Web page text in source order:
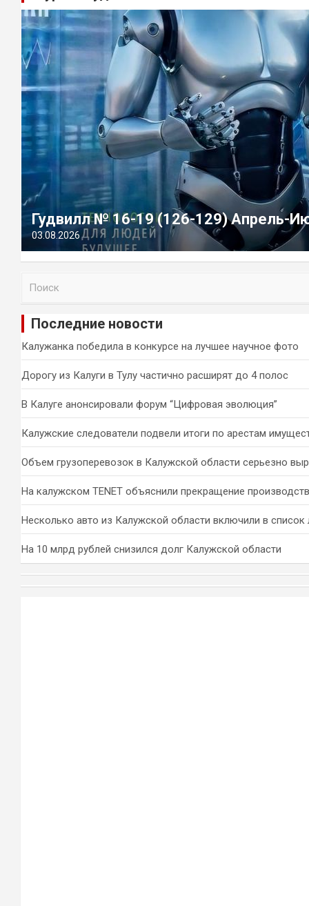
Гудвилл № 16-19 (126-129) Апрель-
03.08.2026
и
Последние новости
Калужанка победила в конкурсе на лучшее научное фото
Дорогу из Калуги в Тулу частично расширят до 4 полос
В Калуге анонсировали форум “Цифровая эволюция”
Калужские следователи подвели итоги по арестам
Объем грузоперевозок в Калужской области серьезно
На калужском TENET объяснили прекращение
Несколько авто из Калужской области включили в список
На 10 млрд рублей снизился долг Калужской области